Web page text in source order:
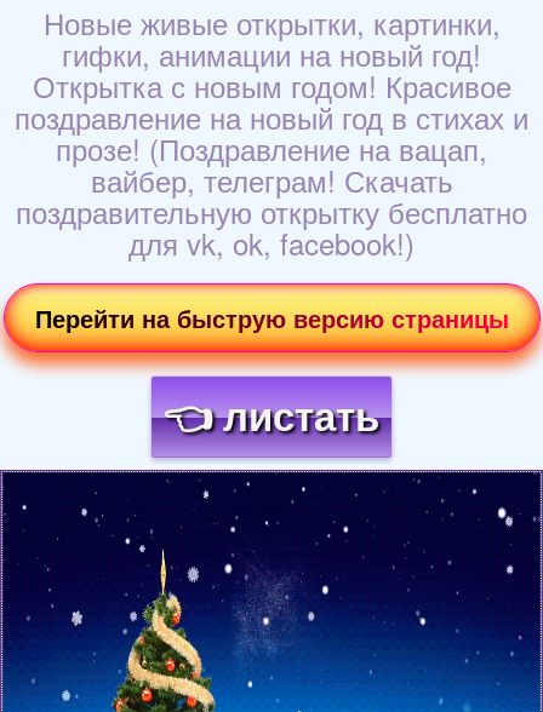
Новые живые открытки, картинки,
гифки, анимации на новый год!
Открытка с новым годом! Красивое
поздравление на новый год в стихах и
прозе! (Поздравление на вацап,
вайбер, телеграм! Скачать
поздравительную открытку бесплатно
для vk, ok, facebook!)
Перейти на быструю версию страницы
👈 листать
Загрузка картинки...